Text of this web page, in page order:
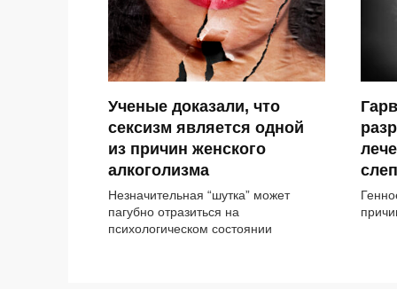
Ученые доказали, что
сексизм является одной
из причин женского
алкоголизма
Незначительная “шутка” может
пагубно отразиться на
психологическом состоянии